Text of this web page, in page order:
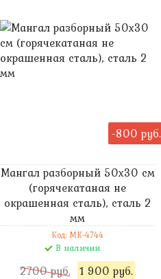
-800 руб.
Мангал разборный 50х30 см
(горячекатаная не
окрашенная сталь), сталь 2
мм
Код: MK-4744
В наличии
2700 руб. 1 900 руб.